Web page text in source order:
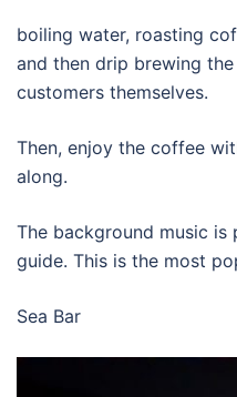
boiling water, roasting
and then drip brewing
customers themselves.
Then, enjoy the coffee
along.
The background music
guide. This is the most
Sea Bar